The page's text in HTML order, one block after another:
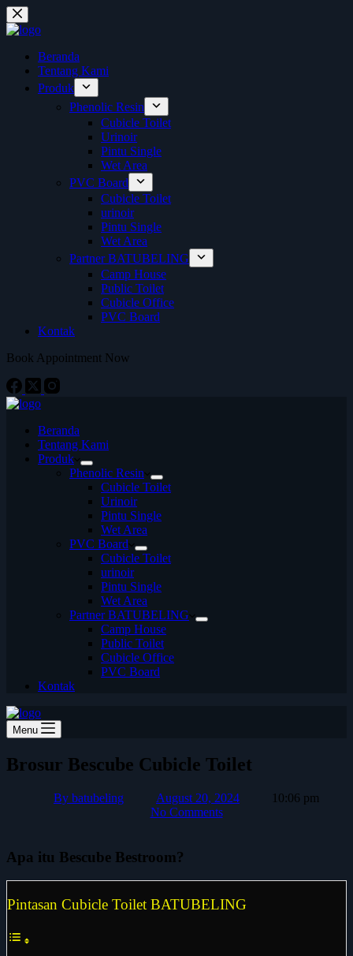
Skip
to
content
Beranda
Tentang Kami
Produk
Phenolic Resin
Cubicle Toilet
Urinoir
Pintu Single
Wet Area
PVC Board
Cubicle Toilet
urinoir
Pintu Single
Wet Area
Partner BATUBELING
Camp House
Public Toilet
Cubicle Office
PVC Board
Kontak
Book Appointment Now
Beranda
Tentang Kami
Produk
Phenolic Resin
Cubicle Toilet
Urinoir
Pintu Single
Wet Area
PVC Board
Cubicle Toilet
urinoir
Pintu Single
Wet Area
Partner BATUBELING
Camp House
Public Toilet
Cubicle Office
PVC Board
Kontak
Menu
Brosur Bescube Cubicle Toilet
By batubeling August 20, 2024
10:06 pm
No Comments
Apa itu Bescube Bestroom?
Pintasan Cubicle Toilet BATUBELING